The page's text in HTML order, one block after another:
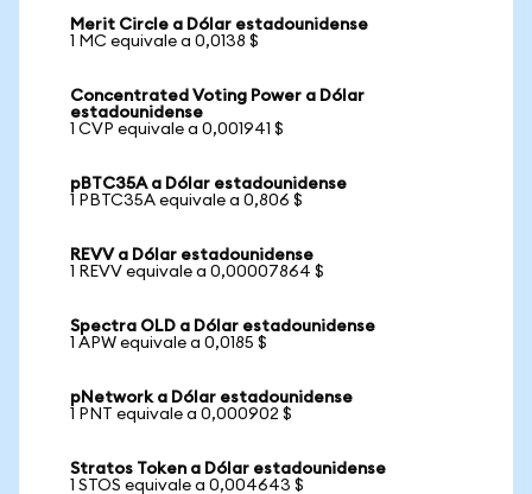
Merit Circle a Dólar estadounidense
1 MC equivale a 0,0138 $
Concentrated Voting Power a Dólar
estadounidense
1 CVP equivale a 0,001941 $
pBTC35A a Dólar estadounidense
1 PBTC35A equivale a 0,806 $
REVV a Dólar estadounidense
1 REVV equivale a 0,00007864 $
Spectra OLD a Dólar estadounidense
1 APW equivale a 0,0185 $
pNetwork a Dólar estadounidense
1 PNT equivale a 0,000902 $
Stratos Token a Dólar estadounidense
1 STOS equivale a 0,004643 $